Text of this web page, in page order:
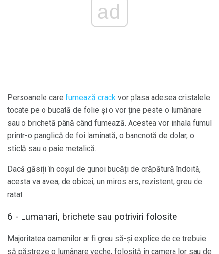
ad
Persoanele care fumează crack vor plasa adesea cristalele
tocate pe o bucată de folie și o vor ține peste o lumânare
sau o brichetă până când fumează. Acestea vor inhala fumul
printr-o panglică de foi laminată, o bancnotă de dolar, o
sticlă sau o paie metalică.
Dacă găsiți în coșul de gunoi bucăți de crăpătură îndoită,
acesta va avea, de obicei, un miros ars, rezistent, greu de
ratat.
6 - Lumanari, brichete sau potriviri folosite
Majoritatea oamenilor ar fi greu să-și explice de ce trebuie
să păstreze o lumânare veche, folosită în camera lor sau de